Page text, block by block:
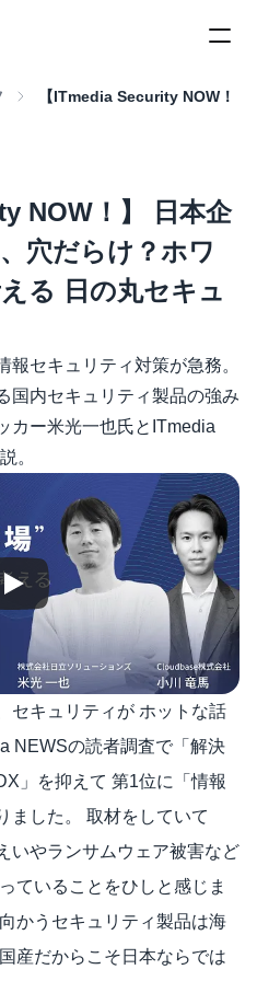
【ITmedia Security NOW！
NOW！】 日本企
穴だらけ？ホワ
る 日の丸セキュ
報セキュリティ対策が急務。
国内セキュリティ製品の強み
カー米光一也氏とITmedia
。
セキュリティが ホットな話
NEWSの読者調査で「解決
」を抑えて 第1位に「情報
ました。 取材をしていて
いやランサムウェア被害など
ていることをひしと感じま
かうセキュリティ製品は海
産だからこそ日本ならでは